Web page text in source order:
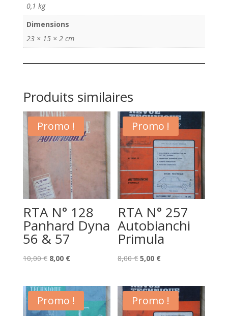
0,1 kg
Dimensions
23 × 15 × 2 cm
Produits similaires
Promo !
RTA N° 128
Panhard Dyna
56 & 57
10,00€ Le
initial
était :
10,00 €.
8,00 €Le
actuel
est :
8,00 €.
Promo !
RTA N° 257
Autobianchi
Primula
8,00€ Le
initial
était :
8,00 €.
5,00 €Le
actuel
est :
5,00 €.
Promo ! Promo !